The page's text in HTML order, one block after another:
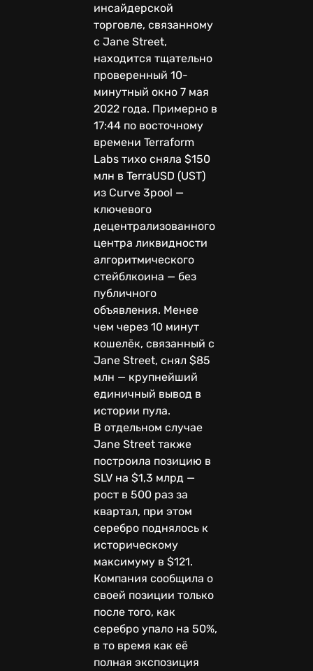
инсайдерской
торговле, связанному
с Jane Street,
находится тщательно
проверенный 10-
минутный окно 7 мая
2022 года. Примерно в
17:44 по восточному
времени Terraform
Labs тихо сняла $150
млн в TerraUSD (UST)
из Curve 3pool —
ключевого
децентрализованного
центра ликвидности
алгоритмического
стейблкоина — без
публичного
объявления. Менее
чем через 10 минут
кошелёк, связанный с
Jane Street, снял $85
млн — крупнейший
единичный вывод в
истории пула.
В отдельном случае
Jane Street также
построила позицию в
SLV на $1,3 млрд —
рост в 500 раз за
квартал, при этом
серебро поднялось к
историческому
максимуму в $121.
Компания сообщила о
своей позиции только
после того, как
серебро упало на 50%,
в то время как её
полная экспозиция